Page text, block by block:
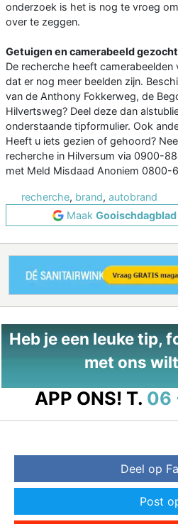
onderzoek is het is nog te vroeg
over te zeggen.
Getuigen en camerabeeld gezocht
De recherche heeft
dat er nog meer beelden zijn.
van de Anthony Fokkerweg, de
Hilvertsweg? Deel deze dan
onderstaande tipformulier. Ook
Heeft u iets gezien of gehoord?
recherche in Hilversum via 0900-
met Meld Misdaad Anoniem 0800-
recherche, brand, autobrand
Maak Gooischdagblad
Heb je een leuke tip,
met ons
APP ONS! T. 06
Deel op
Post